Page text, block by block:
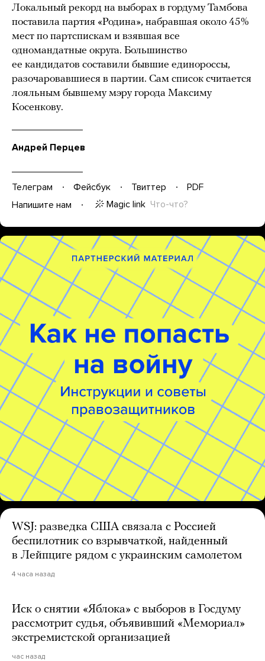
Локальный рекорд на выборах в гордуму Тамбова
поставила партия «Родина», набравшая около 45%
мест по партспискам и взявшая все
одномандатные округа. Большинство
ее кандидатов составили бывшие единороссы,
разочаровавшиеся в партии. Сам список считается
лояльным бывшему мэру города Максиму
Косенкову.
Андрей Перцев
Телеграм Фейсбук Твиттер
PDF
Напишите нам
Magic link Что-что?
WSJ: разведка США связала с Россией
беспилотник со взрывчаткой, найденный
в Лейпциге рядом с украинским самолетом
4 часа назад
Иск о снятии «Яблока» с выборов в Госдуму
рассмотрит судья, объявивший «Мемориал»
экстремистской организацией
час назад